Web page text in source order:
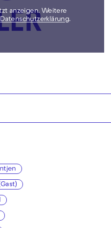
anzeigen. Weitere
Datenschutzerklärung.